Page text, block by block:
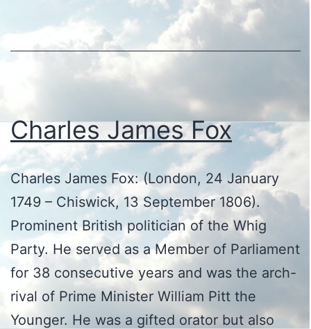
Charles James Fox
Charles James Fox: (London, 24 January
1749 – Chiswick, 13 September 1806).
Prominent British politician of the Whig
Party. He served as a Member of Parliament
for 38 consecutive years and was the arch-
rival of Prime Minister William Pitt the
Younger. He was a gifted orator but also